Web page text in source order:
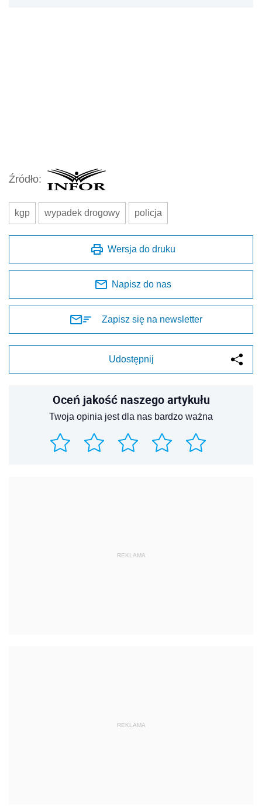
Źródło:
kgp wypadek drogowy policja
Wersja do druku
Napisz do nas
Zapisz się na newsletter
Udostępnij
Oceń jakość naszego artykułu
Twoja opinia jest dla nas bardzo ważna
REKLAMA
REKLAMA